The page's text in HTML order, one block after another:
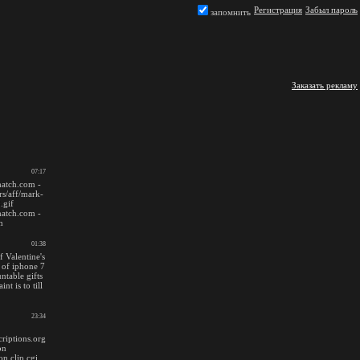
запомнить Регистрация Забыл пароль
Заказать рекламу